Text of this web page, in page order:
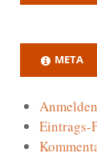
META
Anmelden
Eintrags-